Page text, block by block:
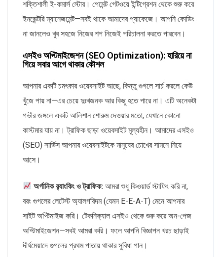
শক্তিশালী ই-কমার্স স্টোর। পেমেন্ট গেটওয়ে ইন্টিগ্রেশন থেকে শুরু করে
ইনভেন্টরি ম্যানেজমেন্ট—সবই থাকে আমাদের প্যাকেজে। আপনি কোডিং
না জানলেও খুব সহজে নিজের শপ নিজেই পরিচালনা করতে পারবেন।
এসইও অপ্টিমাইজেশন (SEO Optimization): হারিয়ে না
গিয়ে সবার আগে থাকার কৌশল
আপনার একটি চমৎকার ওয়েবসাইট আছে, কিন্তু গুগলে সার্চ করলে কেউ
খুঁজে পায় না—এর চেয়ে দুঃখজনক আর কিছু হতে পারে না। এটি অনেকটা
গভীর জঙ্গলে একটি আলিশান শোরুম দেওয়ার মতো, যেখানে কোনো
কাস্টমার যায় না। ট্রাফিক ছাড়া ওয়েবসাইট মূল্যহীন। আমাদের এসইও
(SEO) সার্ভিস আপনার ওয়েবসাইটকে মানুষের চোখের সামনে নিয়ে
আসে।
অর্গানিক র‍্যাংকিং ও ট্রাফিক: আমরা শুধু কিওয়ার্ড স্টাফিং করি না,
বরং গুগলের লেটেস্ট অ্যালগরিদম (যেমন E-E-A-T) মেনে আপনার
সাইট অপ্টিমাইজ করি। টেকনিক্যাল এসইও থেকে শুরু করে অন-পেজ
অপ্টিমাইজেশন—সবই আমরা করি। ফলে আপনি বিজ্ঞাপন খরচ ছাড়াই
দীর্ঘমেয়াদে গুগলের প্রথম পাতায় থাকার সুবিধা পান।